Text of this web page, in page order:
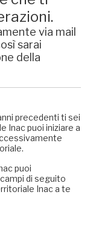
via mail
sarai
della
precedenti ti sei
Inac puoi iniziare a
puoi
di seguito
Inac a te